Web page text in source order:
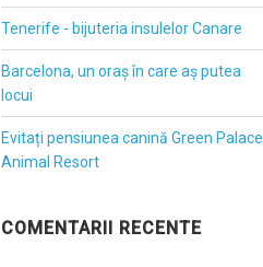
Tenerife - bijuteria insulelor Canare
Barcelona, un oraș în care aș putea
locui
Evitați pensiunea canină Green Palace
Animal Resort
COMENTARII RECENTE